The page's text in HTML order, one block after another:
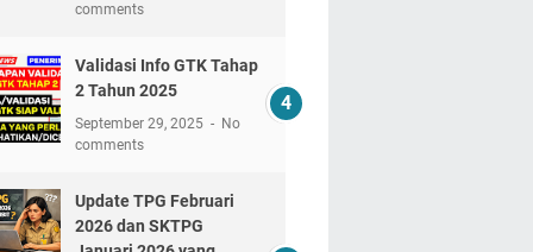
comments
Validasi Info GTK Tahap
2 Tahun 2025
September 29, 2025
No
comments
Update TPG Februari
2026 dan SKTPG